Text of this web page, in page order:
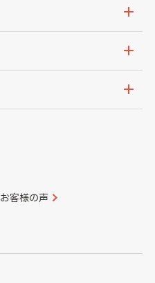
愛媛県
宮崎県
お客様の声